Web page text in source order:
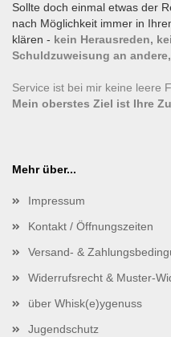
Sollte doch einmal etwas der
nach Möglichkeit immer in
klären - kein Herausreden,
Schuldzuweisung an
Service ist bei mir keine leere
Mein oberstes Ziel ist Ihre
Mehr über...
Impressum
Kontakt / Öffnungszeiten
Versand- &
Widerrufsrecht & Muster-
über Whisk(e)ygenuss
Jugendschutz